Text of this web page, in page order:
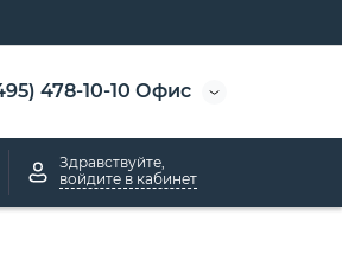
478-10-10 Офис
Здравствуйте,
войдите в кабинет